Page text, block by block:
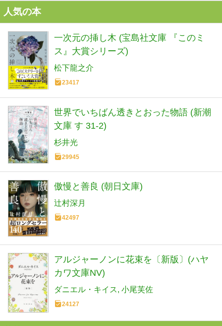
人気の本
一次元の挿し木 (宝島社文庫 『このミ
ス』大賞シリーズ)
松下龍之介
23417
世界でいちばん透きとおった物語 (新潮
文庫 す 31-2)
杉井光
29945
傲慢と善良 (朝日文庫)
辻村深月
42497
アルジャーノンに花束を〔新版〕(ハヤ
カワ文庫NV)
ダニエル・キイス 小尾芙佐
24127